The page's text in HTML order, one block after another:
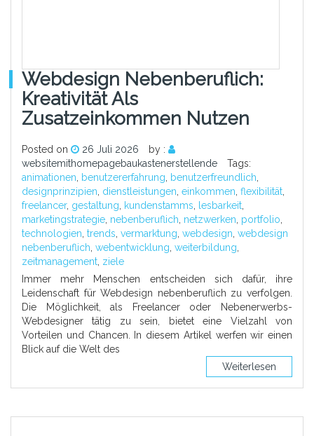
Webdesign Nebenberuflich:
Kreativität Als
Zusatzeinkommen Nutzen
Posted on 26 Juli 2026
by :
websitemithomepagebaukastenerstellende
Tags:
animationen
benutzererfahrung benutzerfreundlich
designprinzipien dienstleistungen einkommen flexibilität
freelancer, gestaltung kundenstamms lesbarkeit
marketingstrategie nebenberuflich netzwerken portfolio
technologien trends vermarktung webdesign webdesign
nebenberuflich webentwicklung weiterbildung
zeitmanagement ziele
Immer mehr Menschen entscheiden sich dafür, ihre
Leidenschaft für Webdesign nebenberuflich zu verfolgen.
Die Möglichkeit, als Freelancer oder Nebenerwerbs-
Webdesigner tätig zu sein, bietet eine Vielzahl von
Vorteilen und Chancen. In diesem Artikel werfen wir einen
Blick auf die Welt des
Weiterlesen